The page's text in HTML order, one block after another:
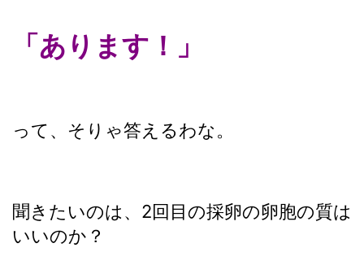
「あります！」
って、そりゃ答えるわな。
聞きたいのは、2回目の採卵の卵胞の質は
いいのか？